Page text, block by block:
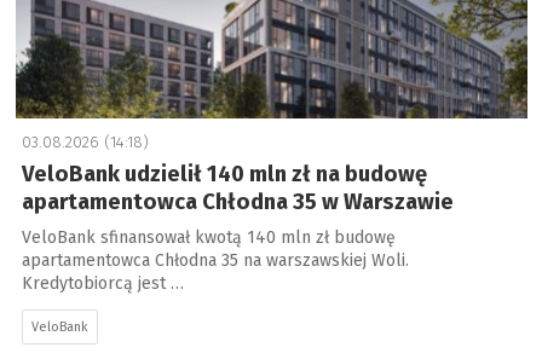
03.08.2026 (14:18)
VeloBank udzielił 140 mln zł na budowę
apartamentowca Chłodna 35 w Warszawie
VeloBank sfinansował kwotą 140 mln zł budowę
apartamentowca Chłodna 35 na warszawskiej Woli.
Kredytobiorcą jest …
VeloBank